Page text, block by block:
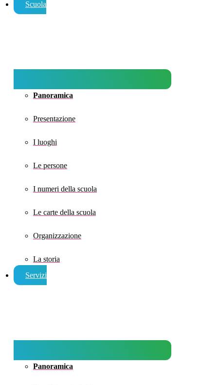
Scuola
Panoramica
Presentazione
I luoghi
Le persone
I numeri della scuola
Le carte della scuola
Organizzazione
La storia
Servizi
Panoramica